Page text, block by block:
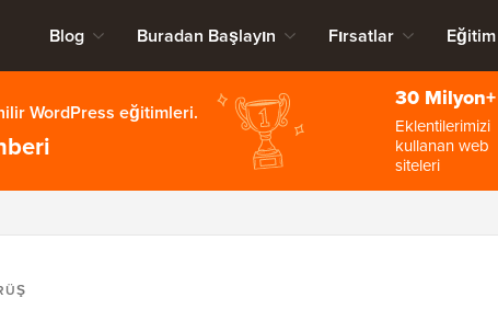
Blog Buradan Başlayın Fırsatlar Eğitim
WordPress eğitimleri.
30 Milyon+
Eklentilerimizi
kullanan web
siteleri